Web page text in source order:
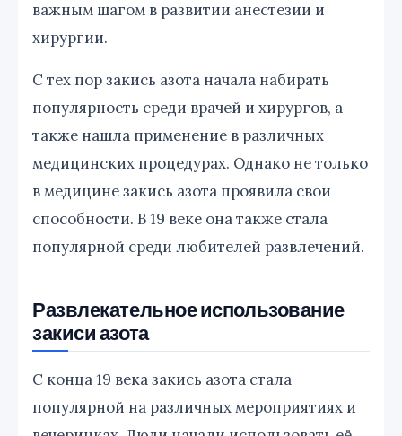
важным шагом в развитии анестезии и
хирургии.
С тех пор закись азота начала набирать
популярность среди врачей и хирургов, а
также нашла применение в различных
медицинских процедурах. Однако не только
в медицине закись азота проявила свои
способности. В 19 веке она также стала
популярной среди любителей развлечений.
Развлекательное использование
закиси азота
С конца 19 века закись азота стала
популярной на различных мероприятиях и